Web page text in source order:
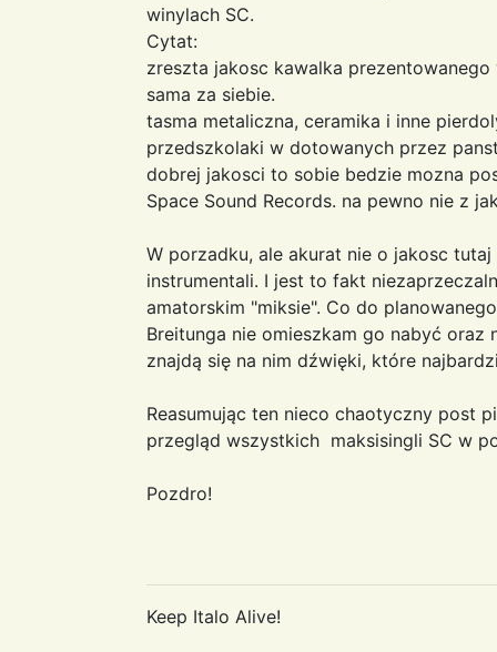
winylach SC.
Cytat:
zreszta jakosc kawalka
sama za siebie.
tasma metaliczna, ceramika i inne
przedszkolaki w dotowanych przez
dobrej jakosci to sobie bedzie mozna
Space Sound Records. na pewno nie z
W porzadku, ale akurat nie o jakosc
instrumentali. I jest to fakt
amatorskim "miksie". Co do
Breitunga nie omieszkam go nabyć oraz
znajdą się na nim dźwięki, które
Reasumując ten nieco chaotyczny post
przegląd wszystkich maksisingli SC w
Pozdro!
Keep Italo Alive!